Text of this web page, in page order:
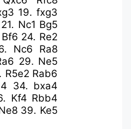
19.fxg3
21. Nc1 Bg5
Bf6 24. Re2
Nc6
Ra8
29. Ne5
R5e2 Rab6
34. bxa4
Kf4 Rbb4
39. Ke5